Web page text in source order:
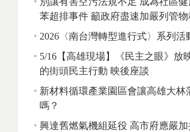
苯超排事件 籲政府盡速加嚴列管
2026〈南台灣轉型進行式〉系列活
5/16【高雄現場】《民主之眼》放
的街頭民主行動 映後座談
新材料循環產業園區會讓高雄大林
嗎？
興達舊燃氣機組延役 高市府應嚴加